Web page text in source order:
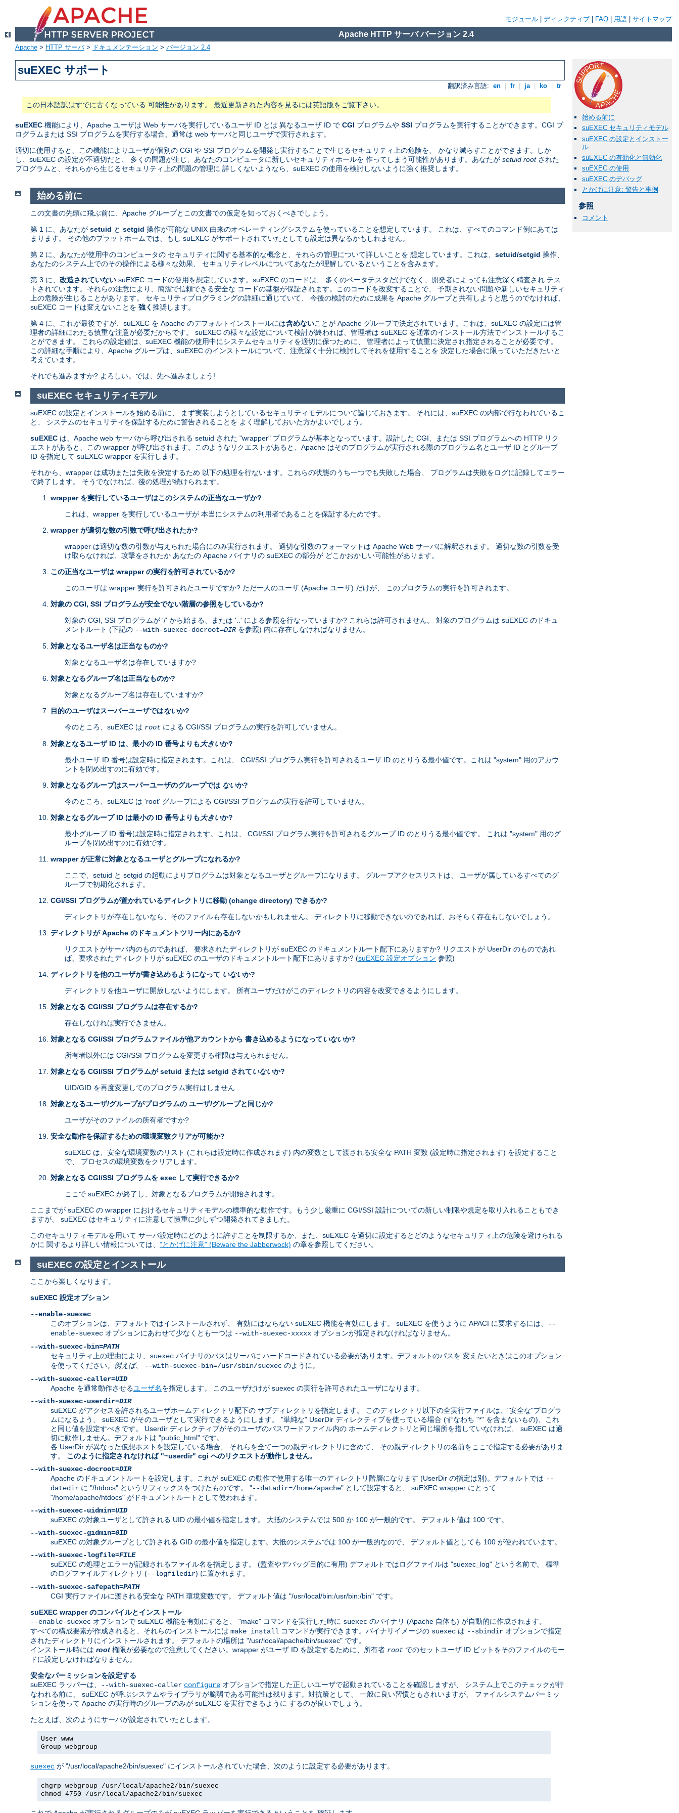
モジュール ディレクティブ FAQ 用語 サイトマップ
Apache HTTP サーバ バージョン 2.4
Apache > HTTP サーバ> ドキュメンテーション > バージョン 2.4
suEXEC サポート
翻訳済み言語: en fr ja ko tr
この日本語訳はすでに古くなっている 可能性があります。 最近更新された内容を見るには英語版をご覧下さい。
suEXEC 機能により、Apache ユーザは Web サーバを実行しているユーザ ID とは 異なるユーザ ID で CGI プログラムや SSI プログラムを実行することができます。CGI プ
ログラムまたは SSI プログラムを実行する場合、通常は web サーバと同じユーザで実行されます。
適切に使用すると、この機能によりユーザが個別の CGI や SSI プログラムを開発し実行することで生じるセキュリティ上の危険を、 かなり減らすことができます。しか
し、suEXEC の設定が不適切だと、 多くの問題が生じ、あなたのコンピュータに新しいセキュリティホールを 作ってしまう可能性があります。あなたが setuid rootされた
プログラムと、それらから生じるセキュリティ上の問題の管理に 詳しくないようなら、suEXEC の使用を検討しないように強く推奨します。
始める前に
suEXEC セキュリティモデル
suEXEC の設定とインストー
ル
suEXEC の有効化と無効化
suEXEC の使用
suEXEC のデバッグ
とかげに注意: 警告と事例
参照
コメント
始める前に
この文書の先頭に飛ぶ前に、Apache グループとこの文書での仮定を知っておくべきでしょう。
第 1 に、あなたが setuid と setgid 操作が可能な UNIX 由来のオペレーティングシステムを使っていることを想定しています。 これは、すべてのコマンド例にあては
まります。 その他のプラットホームでは、もし suEXEC がサポートされていたとしても設定は異なるかもしれません。
第 2 に、あなたが使用中のコンピュータの セキュリティに関する基本的な概念と、それらの管理について詳しいことを 想定しています。これは、 setuid/setgid 操作、
あなたのシステム上でのその操作による様々な効果、 セキュリティレベルについてあなたが理解しているということを含みます。
第 3 に、 改造されていない suEXEC コードの使用を想定しています。suEXEC のコードは、 多くのベータテスタだけでなく、開発者によっても注意深く精査され テス
トされています。それらの注意により、簡潔で信頼できる安全な コードの基盤が保証されます。このコードを改変することで、 予期されない問題や新しいセキュリティ
上の危険が生じることがあります。 セキュリティプログラミングの詳細に通じていて、 今後の検討のために成果を Apache グループと共有しようと思うのでなければ、
suEXEC コードは変えないことを 強く 推奨します。
第 4 に、これが最後ですが、suEXEC を Apache のデフォルトインストールには含めないことが Apache グループで決定されています。これは、suEXEC の設定には管
理者の詳細にわたる慎重な注意が必要だからです。 suEXEC の様々な設定について検討が終われば、管理者は suEXEC を通常のインストール方法でインストールするこ
とができます。 これらの設定値は、suEXEC 機能の使用中にシステムセキュリティを適切に保つために、 管理者によって慎重に決定され指定されることが必要です。
この詳細な手順により、Apache グループは、suEXEC のインストールについて、注意深く十分に検討してそれを使用することを 決定した場合に限っていただきたいと
考えています。
それでも進みますか? よろしい。では、先へ進みましょう!
suEXEC セキュリティモデル
suEXEC の設定とインストールを始める前に、 まず実装しようとしているセキュリティモデルについて論じておきます。 それには、suEXEC の内部で行なわれているこ
と、 システムのセキュリティを保証するために警告されることを よく理解しておいた方がよいでしょう。
suEXEC は、Apache web サーバから呼び出される setuid された "wrapper" プログラムが基本となっています。設計した CGI、または SSI プログラムへの HTTP リク
エストがあると、この wrapper が呼び出されます。このようなリクエストがあると、Apache はそのプログラムが実行される際のプログラム名とユーザ ID とグループ
ID を指定して suEXEC wrapper を実行します。
それから、wrapper は成功または失敗を決定するため 以下の処理を行ないます。これらの状態のうち一つでも失敗した場合、 プログラムは失敗をログに記録してエラー
で終了します。 そうでなければ、後の処理が続けられます。
wrapper を実行しているユーザはこのシステムの正当なユーザか?
これは、wrapper を実行しているユーザが 本当にシステムの利用者であることを保証するためです。
wrapper が適切な数の引数で呼び出されたか?
wrapper は適切な数の引数が与えられた場合にのみ実行されます。 適切な引数のフォーマットは Apache Web サーバに解釈されます。 適切な数の引数を受
け取らなければ、攻撃をされたか あなたの Apache バイナリの suEXEC の部分が どこかおかしい可能性があります。
この正当なユーザは wrapper の実行を許可されているか?
このユーザは wrapper 実行を許可されたユーザですか? ただ一人のユーザ (Apache ユーザ) だけが、 このプログラムの実行を許可されます。
対象の CGI, SSI プログラムが安全でない階層の参照をしているか?
対象の CGI, SSI プログラムが '/' から始まる、または '..' による参照を行なっていますか? これらは許可されません。 対象のプログラムは suEXEC のドキュ
メントルート (下記の --with-suexec-docroot=DIRを参照) 内に存在しなければなりません。
対象となるユーザ名は正当なものか?
対象となるユーザ名は存在していますか?
対象となるグループ名は正当なものか?
対象となるグループ名は存在していますか?
目的のユーザはスーパーユーザではないか?
今のところ、suEXEC は root による CGI/SSI プログラムの実行を許可していません。
対象となるユーザ ID は、最小の ID 番号よりも大きいか?
最小ユーザ ID 番号は設定時に指定されます。これは、 CGI/SSI プログラム実行を許可されるユーザ ID のとりうる最小値です。これは "system" 用のアカウ
ントを閉め出すのに有効です。
対象となるグループはスーパーユーザのグループでは ないか?
今のところ、suEXEC は 'root' グループによる CGI/SSI プログラムの実行を許可していません。
対象となるグループ ID は最小の ID 番号よりも大きいか?
最小グループ ID 番号は設定時に指定されます。これは、 CGI/SSI プログラム実行を許可されるグループ ID のとりうる最小値です。 これは "system" 用のグ
ループを閉め出すのに有効です。
wrapper が正常に対象となるユーザとグループになれるか?
ここで、setuid と setgid の起動によりプログラムは対象となるユーザとグループになります。 グループアクセスリストは、 ユーザが属しているすべてのグ
ループで初期化されます。
CGI/SSI プログラムが置かれているディレクトリに移動 (change directory) できるか?
ディレクトリが存在しないなら、そのファイルも存在しないかもしれません。 ディレクトリに移動できないのであれば、おそらく存在もしないでしょう。
ディレクトリが Apache のドキュメントツリー内にあるか?
リクエストがサーバ内のものであれば、 要求されたディレクトリが suEXEC のドキュメントルート配下にありますか? リクエストが UserDir のものであれ
ば、要求されたディレクトリが suEXEC のユーザのドキュメントルート配下にありますか? (suEXEC 設定オプション 参照)
ディレクトリを他のユーザが書き込めるようになって いないか?
ディレクトリを他ユーザに開放しないようにします。 所有ユーザだけがこのディレクトリの内容を改変できるようにします。
対象となる CGI/SSI プログラムは存在するか?
存在しなければ実行できません。
対象となる CGI/SSI プログラムファイルが他アカウントから 書き込めるようになっていないか?
所有者以外には CGI/SSI プログラムを変更する権限は与えられません。
対象となる CGI/SSI プログラムが setuid または setgid されていないか?
UID/GID を再度変更してのプログラム実行はしません
対象となるユーザ/グループがプログラムの ユーザ/グループと同じか?
ユーザがそのファイルの所有者ですか?
安全な動作を保証するための環境変数クリアが可能か?
suEXEC は、安全な環境変数のリスト (これらは設定時に作成されます) 内の変数として渡される安全な PATH 変数 (設定時に指定されます) を設定すること
で、 プロセスの環境変数をクリアします。
対象となる CGI/SSI プログラムを exec して実行できるか?
ここで suEXEC が終了し、対象となるプログラムが開始されます。
ここまでが suEXEC の wrapper におけるセキュリティモデルの標準的な動作です。もう少し厳重に CGI/SSI 設計についての新しい制限や規定を取り入れることもでき
ますが、 suEXEC はセキュリティに注意して慎重に少しずつ開発されてきました。
このセキュリティモデルを用いて サーバ設定時にどのように許すことを制限するか、また、suEXEC を適切に設定するとどのようなセキュリティ上の危険を避けられる
かに 関するより詳しい情報については、 "とかげに注意" (Beware the Jabberwock) の章を参照してください。
suEXEC の設定とインストール
ここから楽しくなります。
suEXEC 設定オプション
--enable-suexec
このオプションは、デフォルトではインストールされず、 有効にはならない suEXEC 機能を有効にします。 suEXEC を使うように APACI に要求するには、
--
enable-suexec オプションにあわせて少なくとも一つは --with-suexec-xxxxx オプションが指定されなければなりません。
--with-suexec-bin=PATH
セキュリティ上の理由により、 suexec バイナリのパスはサーバに ハードコードされている必要があります。デフォルトのパスを 変えたいときはこのオプション
を使ってください。 例えば、 --with-suexec-bin=/usr/sbin/suexec のように。
--with-suexec-caller=UID
Apache を通常動作させるユーザ名を指定します。 このユーザだけが suexec の実行を許可されたユーザになります。
--with-suexec-userdir=DIR
suEXEC がアクセスを許されるユーザホームディレクトリ配下の サブディレクトリを指定します。 このディレクトリ以下の全実行ファイルは、"安全な"プログラ
ムになるよう、 suEXEC がそのユーザとして実行できるようにします。 "単純な" UserDir ディレクティブを使っている場合 (すなわち "*" を含まないもの)、これ
と同じ値を設定すべきです。 Userdir ディレクティブがそのユーザのパスワードファイル内の ホームディレクトリと同じ場所を指していなければ、 suEXEC は適
切に動作しません。デフォルトは "public_html" です。
各 UserDir が異なった仮想ホストを設定している場合、 それらを全て一つの親ディレクトリに含めて、 その親ディレクトリの名前をここで指定する必要がありま
す。 このように指定されなければ "~userdir" cgi へのリクエストが動作しません。
--with-suexec-docroot=DIR
Apache のドキュメントルートを設定します。これが suEXEC の動作で使用する唯一のディレクトリ階層になります (UserDir の指定は別)。デフォルトでは --
datedir に "/htdocs" というサフィックスをつけたものです。 "--datadir=/home/apache" として設定すると、 suEXEC wrapper にとって
"/home/apache/htdocs" がドキュメントルートとして使われます。
--with-suexec-uidmin=UID
suEXEC の対象ユーザとして許される UID の最小値を指定します。 大抵のシステムでは 500 か 100 が一般的です。 デフォルト値は 100 です。
--with-suexec-gidmin=GID
suEXEC の対象グループとして許される GID の最小値を指定します。大抵のシステムでは 100 が一般的なので、 デフォルト値としても 100 が使われています。
--with-suexec-logfile=FILE
suEXEC の処理とエラーが記録されるファイル名を指定します。 (監査やデバッグ目的に有用) デフォルトではログファイルは "suexec_log" という名前で、 標準
のログファイルディレクトリ (--logfiledir) に置かれます。
--with-suexec-safepath=PATH
CGI 実行ファイルに渡される安全な PATH 環境変数です。 デフォルト値は "/usr/local/bin:/usr/bin:/bin" です。
suEXEC wrapper のコンパイルとインストール
--enable-suexec オプションで suEXEC 機能を有効にすると、 "make" コマンドを実行した時に suexec のバイナリ (Apache 自体も) が自動的に作成されます。
すべての構成要素が作成されると、それらのインストールには make install コマンドが実行できます。バイナリイメージの suexec は --sbindir オプションで指定
されたディレクトリにインストールされます。 デフォルトの場所は "/usr/local/apache/bin/suexec" です。
インストール時には root 権限が必要なので注意してください。wrapper がユーザ ID を設定するために、所有者 root でのセットユーザ ID ビットをそのファイルのモー
ドに設定しなければなりません。
安全なパーミッションを設定する
suEXEC ラッパーは、
--with-suexec-caller configure オプションで指定した正しいユーザで起動されていることを確認しますが、 システム上でこのチェックが行
なわれる前に、 suEXEC が呼ぶシステムやライブラリが脆弱である可能性は残ります。対抗策として、 一般に良い習慣ともされいますが、 ファイルシステムパーミッ
ションを使って Apache の実行時のグループのみが suEXEC を実行できるように するのが良いでしょう。
たとえば、次のようにサーバが設定されていたとします。
User www
Group webgroup
suexec が "/usr/local/apache2/bin/suexec" にインストールされていた場合、次のように設定する必要があります。
chgrp webgroup /usr/local/apache2/bin/suexec
chmod 4750 /usr/local/apache2/bin/suexec